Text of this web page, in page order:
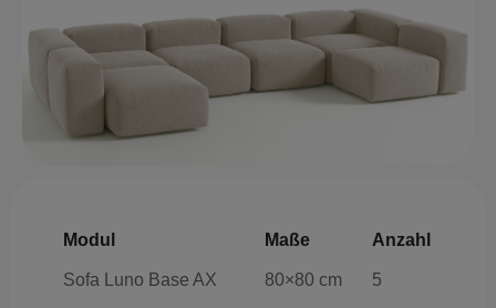
Modul Maße Anzahl
Sofa Luno Base AX 80×80 cm 5